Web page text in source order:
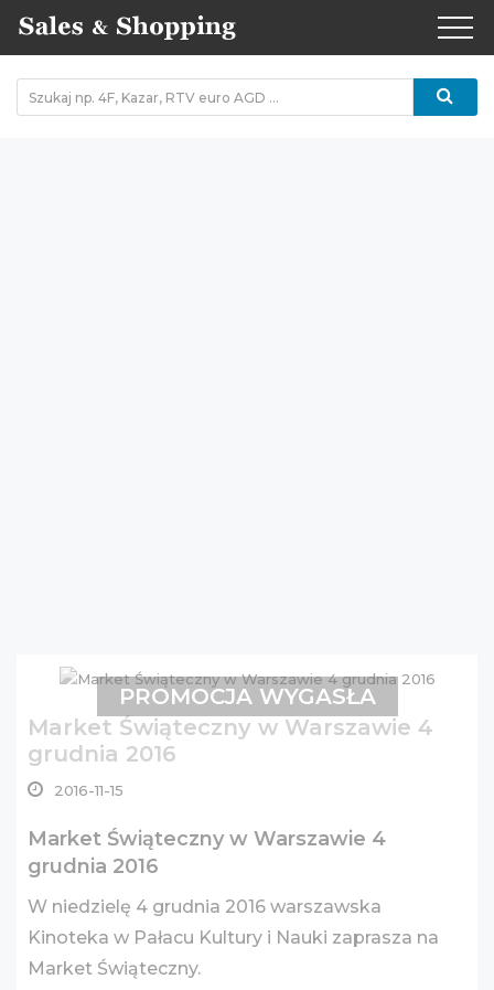
Market Świąteczny w Warszawie 4
grudnia 2016
2016-11-15
Market Świąteczny w Warszawie 4
grudnia 2016
W niedzielę 4 grudnia 2016 warszawska
Kinoteka w Pałacu Kultury i Nauki zaprasza na
Market Świąteczny.
PROMOCJA WYGASŁA